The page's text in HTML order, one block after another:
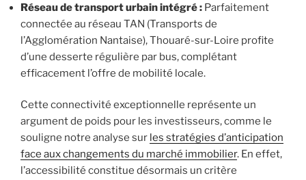
Réseau de transport urbain intégré : Parfaitement
connectée au réseau TAN (Transports de
l’Agglomération Nantaise), Thouaré-sur-Loire profite
d’une desserte régulière par bus, complétant
efficacement l’offre de mobilité locale.
Cette connectivité exceptionnelle représente un
argument de poids pour les investisseurs, comme le
souligne notre analyse sur les stratégies d’anticipation
face aux changements du marché immobilier. En effet,
l’accessibilité constitue désormais un critère